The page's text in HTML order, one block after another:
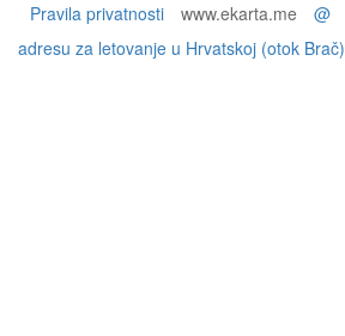
Pravila privatnosti www.ekarta.me @
adresu za letovanje u Hrvatskoj (otok Brač)